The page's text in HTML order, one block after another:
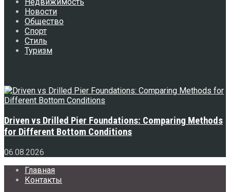
Новости
Общество
Спорт
Стиль
Туризм
Driven vs Drilled Pier Foundations: Comparing Methods
for Different Bottom Conditions
06.08.2026
Главная
Контакты